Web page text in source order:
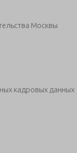
Москвы
кадровых данных